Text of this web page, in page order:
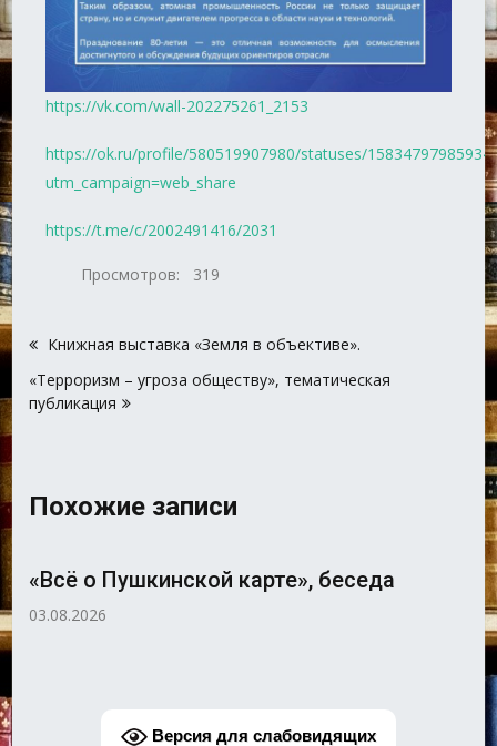
https://vk.com/wall-202275261_2153
https://ok.ru/profile/580519907980/statuses/
utm_campaign=web_share
https://t.me/c/2002491416/2031
Просмотров: 319
по
записям
Книжная выставка «Земля в объективе».
«Терроризм – угроза обществу», тематическая
публикация
Похожие записи
«Всё о Пушкинской карте», беседа
03.08.2026
Версия для слабовидящих